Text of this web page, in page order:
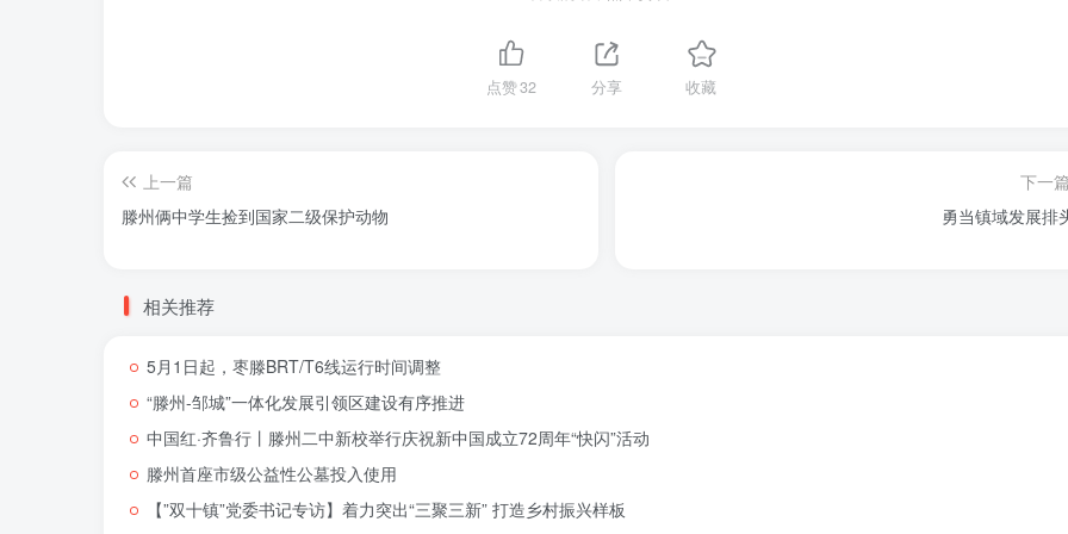
点赞32 分享 收藏
上一篇
滕州俩中学生捡到国家二级保护动物
下一
勇当镇域发展排
相关推荐
5月1日起，枣滕BRT/T6线运行时间调整
“滕州-邹城”一体化发展引领区建设有序推进
中国红·齐鲁行丨滕州二中新校举行庆祝新中国成立72周年“快闪”活动
滕州首座市级公益性公墓投入使用
【”双十镇”党委书记专访】着力突出“三聚三新” 打造乡村振兴样板